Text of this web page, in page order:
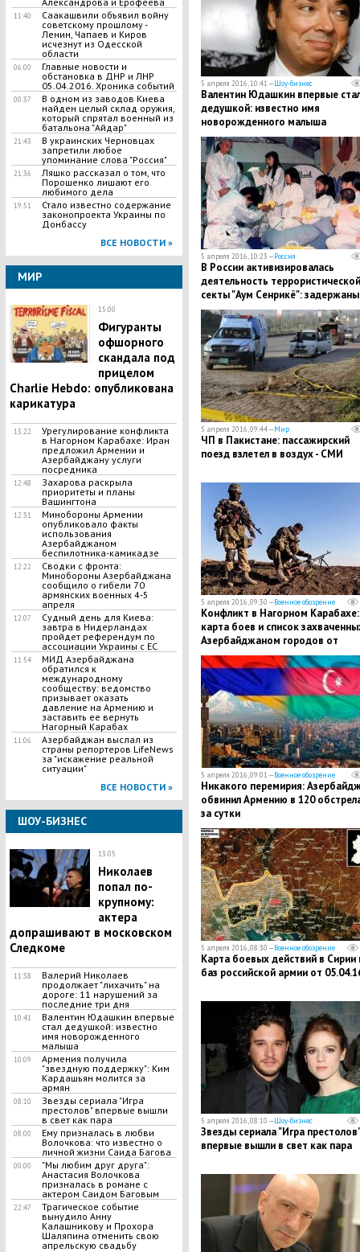
11:40
Саакашвили объявил войну
советскому прошлому -
Ленин, Чапаев и Киров
исчезнут из Одесской
области
06:00
Главные новости и
обстановка в ДНР и ЛНР
05.04.2016. Хроника событий
00:37
В одном из заводов Киева
найден целый склад оружия,
который спрятал военный из
батальона "Айдар"
21:43
В украинских Черновцах
запретили любое
упоминание слова "Россия"
21:36
Ляшко рассказал о том, что
Порошенко лишают его
любимого дела
19:51
Стало известно содержание
законопроекта Украины по
Донбассу
ВСЕ НОВОСТИ »
МИР
15:00
Фигуранты
офшорного
скандала под
прицелом
Charlie Hebdo: опубликована
карикатура
13:22
Урегулирование конфликта
в Нагорном Карабахе: Иран
предложил Армении и
Азербайджану услуги
посредника
12:48
Захарова раскрыла
приоритеты и планы
Вашингтона
12:31
Минобороны Армении
опубликовало факты
использования
Азербайджаном
беспилотника-камикадзе
12:22
Сводки с фронта:
Минобороны Азербайджана
сообщило о гибели 70
армянских военных 4-5
апреля
12:07
Судный день для Киева:
завтра в Нидерландах
пройдет референдум по
ассоциации Украины с ЕС
11:54
МИД Азербайджана
обратился к
международному
сообществу: ведомство
призывает оказать
давление на Армению и
заставить ее вернуть
Нагорный Карабах
11:06
Азербайджан выслал из
страны репортеров LifeNews
за "искажение реальной
ситуации"
ВСЕ НОВОСТИ »
ШОУ-БИЗНЕС
13:05
Николаев
попал по-
крупному:
актера
допрашивают в московском
Следкоме
11:38
Валерий Николаев
продолжает "лихачить" на
дороге: 11 нарушений за
последние три дня
10:41
Валентин Юдашкин впервые
стал дедушкой: известно
имя новорожденного
малыша
10:09
Армения получила
"звездную поддержку": Ким
Кардашьян молится за
армян
08:10
Звезды сериала "Игра
престолов" впервые вышли
в свет как пара
08:00
Ему призналась в любви
Волочкова: что известно о
личной жизни Саида Багова
00:00
"Мы любим друг друга":
Анастасия Волочкова
призналась в романе с
актером Саидом Баговым
22:47
Трагическое событие
вынудило Анну
Калашникову и Прохора
Шаляпина отменить свою
апрельскую свадьбу
5 апреля 2016, 10:41 —Шоу-бизнес
Валентин Юдашкин впервые
дедушкой: известно имя
новорожденного малыша
5 апреля 2016, 10:23 —Россия
В России активизировалась
деятельность террористической
секты "Аум Сенрикё": задержаны
адепты группировки
5 апреля 2016, 09:44 —Мир
ЧП в Пакистане: пассажирский
поезд взлетел в воздух - СМИ
5 апреля 2016, 09:30 —Военное обозрение
Конфликт в Нагорном Карабахе:
карта боев и список
Азербайджаном городов от
05.04.16
5 апреля 2016, 09:01 —Военное обозрение
Никакого перемирия:
обвинил Армению в 120
за сутки
5 апреля 2016, 08:30 —Военное обозрение
Карта боевых действий в Сирии
баз российской армии от
5 апреля 2016, 08:10 —Шоу-бизнес
Звезды сериала "Игра престолов"
впервые вышли в свет как пара